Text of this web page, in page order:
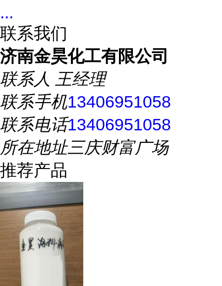
...
联系我们
济南金昊化工有限公司
联系人 王经理
联系手机13406951058
联系电话13406951058
所在地址三庆财富广场
推荐产品